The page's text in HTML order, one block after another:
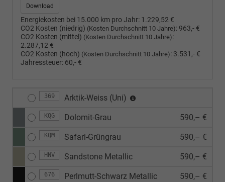
Download
Energiekosten bei 15.000 km pro Jahr: 1.229,52 €
CO2 Kosten (niedrig) (Kosten Durchschnitt 10 Jahre): 963,- €
CO2 Kosten (mittel) (Kosten Durchschnitt 10 Jahre):
2.287,12 €
CO2 Kosten (hoch) (Kosten Durchschnitt 10 Jahre): 3.531,- €
Jahressteuer: 60,- €
369 Arktik-Weiss (Uni)
KQG Dolomit-Grau 590,– €
KQM Safari-Grüngrau 590,– €
HNV Sandstone Metallic 590,– €
676 Perlmutt-Schwarz Metallic 590,– €